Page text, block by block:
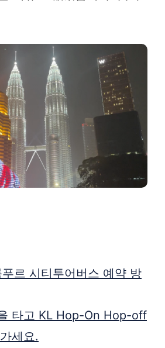
르 시티투어버스 예약 방
타고 KL Hop-On Hop-off
세요.